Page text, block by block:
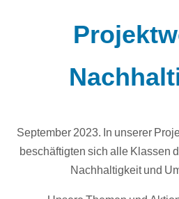
September 2023. In unserer
beschäftigten sich alle Klassen
Nachhaltigkeit und